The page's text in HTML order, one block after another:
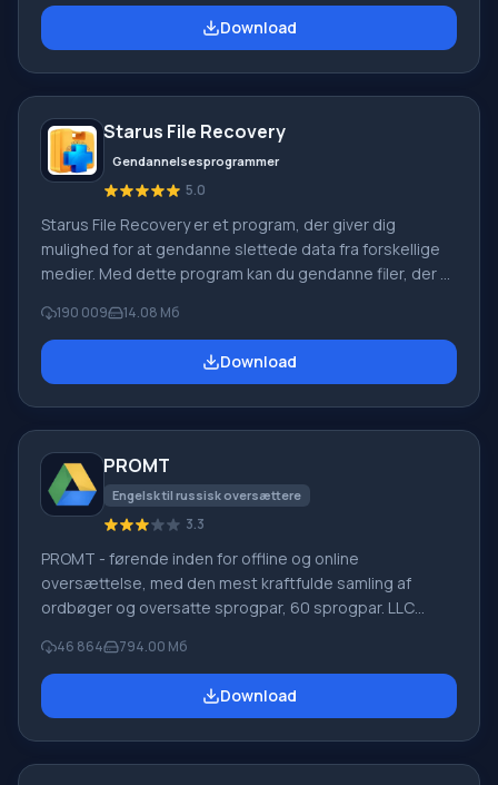
Movie Maker: Optag video fra forskellige kilder
(videokameraer, mobiltelefoner, digitale videokameraer,
Download
Starus File Recovery
Gendannelsesprogrammer
5.0
Starus File Recovery er et program, der giver dig
mulighed for at gendanne slettede data fra forskellige
medier. Med dette program kan du gendanne filer, der er
slettet uden om papirkurven, skjult af ondsindet
software, mistet på grund af softwarefejl, fuldstændig
tømning af papirkurven, formatering eller sletning af
190 009 14.08 Мб
Download
PROMT
Engelsk til russisk oversættere
3.3
PROMT - førende inden for offline og online
oversættelse, med den mest kraftfulde samling af
ordbøger og oversatte sprogpar, 60 sprogpar. LLC
oversættelsessystemer til private brugere og
virksomheder. PROMT-software giver oversættelse af
enhver tekst ved hjælp af indbyggede ordbøger,
46 864 794.00 Мб
Download